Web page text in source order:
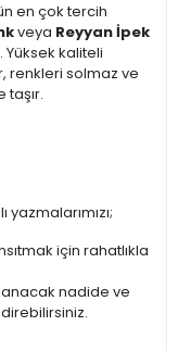
en çok tercih
veya Reyyan İpek
kaliteli
renkleri solmaz ve
taşır.
için rahatlıkla
nadide ve